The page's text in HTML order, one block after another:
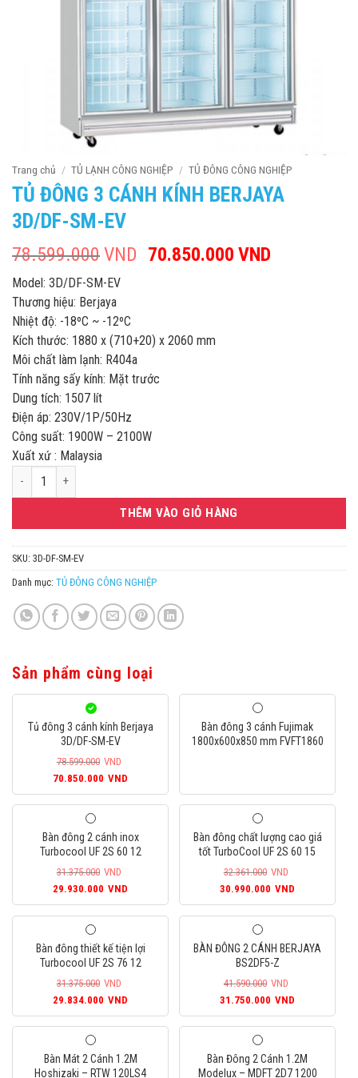
Trang chủ / TỦ LẠNH CÔNG NGHIỆP / TỦ ĐÔNG CÔNG NGHIỆP
TỦ ĐÔNG 3 CÁNH KÍNH BERJAYA
3D/DF-SM-EV
78.599.000VND Giá
70.850.000 VND
Model: 3D/DF-SM-EV
Thương hiệu: Berjaya
Nhiệt độ: -18ºC ~ -12ºC
Kích thước: 1880 x (710+20) x 2060 mm
Môi chất làm lạnh: R404a
Tính năng sấy kính: Mặt trước
Dung tích: 1507 lít
Điện áp: 230V/1P/50Hz
Công suất: 1900W – 2100W
Xuất xứ : Malaysia
Tủ đông 3 cánh kính Berjaya 3D/DF-SM-EV số lượng
THÊM VÀO GIỎ HÀNG
SKU: 3D-DF-SM-EV
Danh mục: TỦ ĐÔNG CÔNG NGHIỆP
Sản phẩm cùng loại
Tủ đông 3 cánh kính Berjaya
3D/DF-SM-EV
78.599.000 VND
Giá
gốc
78.599.000VND.
70.850.000 VND
hiện
70.850.000VND.
Bàn đông 3 cánh Fujimak
1800x600x850 mm FVFT1860
Bàn đông 2 cánh inox
Turbocool UF 2S 60 12
31.375.000 VND
Giá
gốc
là:
31.375.000VND.
29.930.000 VND
hiện
tại
29.930.000VND.
Bàn đông chất lượng cao giá
tốt TurboCool UF 2S 60 15
32.361.000 VND
Giá
gốc
là:
32.361.000VND.
30.990.000 VND
hiện
tại
Bàn đông thiết kế tiện lợi
Turbocool UF 2S 76 12
31.375.000 VND
Giá
gốc
31.375.000VND.
29.834.000 VND
hiện
29.834.000VND.
BÀN ĐÔNG 2 CÁNH BERJAYA
BS2DF5-Z
41.590.000 VND
Giá
gốc
41.590.000VND.
31.750.000 VND
hiện
Bàn Mát 2 Cánh 1.2M
Hoshizaki – RTW 120LS4
Bàn Đông 2 Cánh 1.2M
Modelux – MDFT 2D7 1200